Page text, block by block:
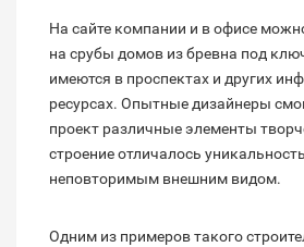
На сайте компании и в офисе
на срубы домов из бревна под
имеются в проспектах и других
ресурсах. Опытные дизайнеры
проект различные элементы
строение отличалось
неповторимым внешним видом.
Одним из примеров такого